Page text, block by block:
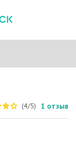
(4/5) 1 отзыв